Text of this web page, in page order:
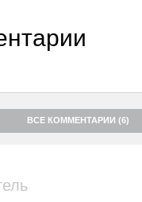
ВСЕ КОММЕНТАРИИ (6)